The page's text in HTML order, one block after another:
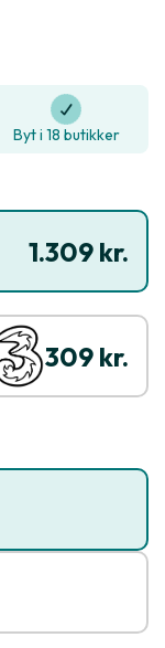
Byt i 18 butikker
1.309 kr.
309 kr.